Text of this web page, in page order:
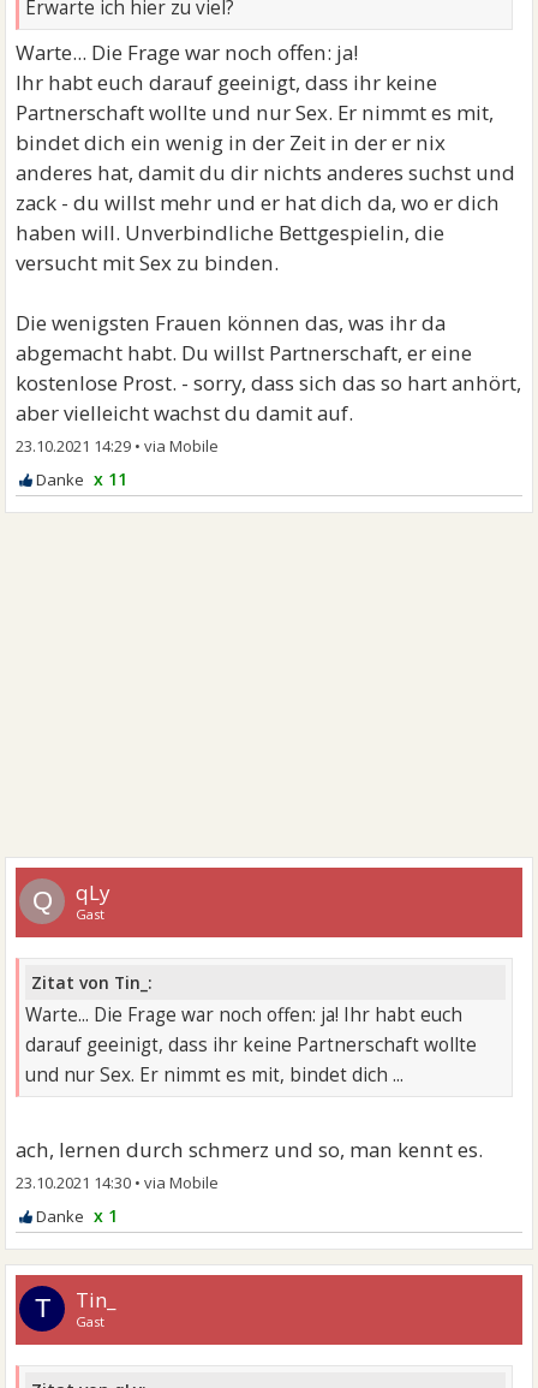
Erwarte ich hier zu viel?
Warte... Die Frage war noch offen: ja!
Ihr habt euch darauf geeinigt, dass ihr keine
Partnerschaft wollte und nur Sex. Er nimmt es mit,
bindet dich ein wenig in der Zeit in der er nix
anderes hat, damit du dir nichts anderes suchst und
zack - du willst mehr und er hat dich da, wo er dich
haben will. Unverbindliche Bettgespielin, die
versucht mit Sex zu binden.
Die wenigsten Frauen können das, was ihr da
abgemacht habt. Du willst Partnerschaft, er eine
kostenlose Prost. - sorry, dass sich das so hart anhört,
aber vielleicht wachst du damit auf.
23.10.2021 14:29 •
x 11
Q qLy
Gast
Zitat von Tin_:
Warte... Die Frage war noch offen: ja! Ihr habt euch
darauf geeinigt, dass ihr keine Partnerschaft wollte
und nur Sex. Er nimmt es mit, bindet dich ...
ach, lernen durch schmerz und so, man kennt es.
23.10.2021 14:30 •
x 1
T Tin_
Gast